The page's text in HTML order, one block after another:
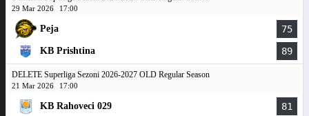
29 Mar 2026 17:00
Peja 75
KB Prishtina 89
DELETE Superliga Sezoni 2026-2027 OLD Regular Season
21 Mar 2026 17:00
KB Rahoveci 029 81